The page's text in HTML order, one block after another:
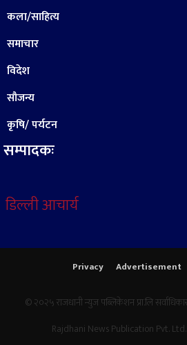
कला/साहित्य
समाचार
विदेश
सौजन्य
कृषि/ पर्यटन
सम्पादकः
डिल्ली आचार्य
Privacy Advertisement
© २०२५ राजधानी न्युज पब्लिकेशन प्रा.लि
Rajdhani News Publication Pvt.